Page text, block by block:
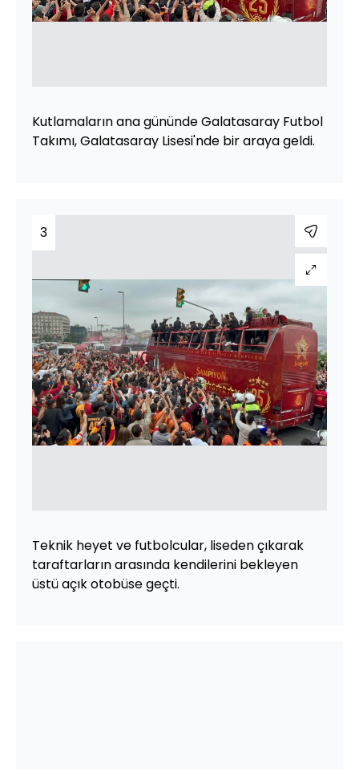
Kutlamaların ana gününde Galatasaray Futbol
Takımı, Galatasaray Lisesi'nde bir araya geldi.
3
Teknik heyet ve futbolcular, liseden çıkarak
taraftarların arasında kendilerini bekleyen
üstü açık otobüse geçti.